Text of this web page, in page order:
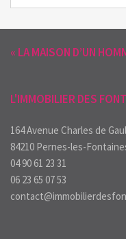
« LA MAISON D’UN
L'IMMOBILIER DES
164 Avenue Charles de
84210 Pernes-les-
04 90 61 23 31
06 23 65 07 53